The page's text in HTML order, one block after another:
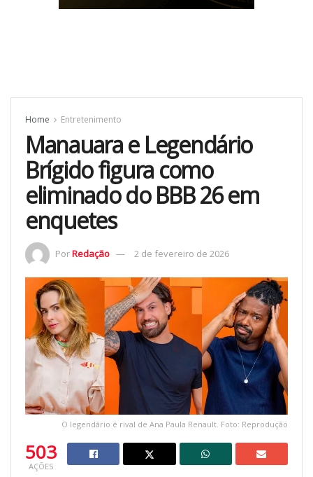
Home Entretenimento
Manauara e Legendário
Brígido figura como
eliminado do BBB 26 em
enquetes
PorRedação 2 de fevereiro de 2026
O legendário é rival de Ana Paula Renault. Foto: Reprodução
503
AÇÕES